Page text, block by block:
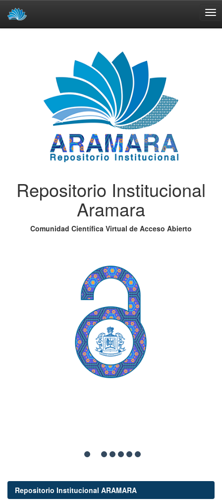
Repositorio Institucional
Aramara
Comunidad Científica Virtual de Acceso Abierto
Repositorio Institucional ARAMARA